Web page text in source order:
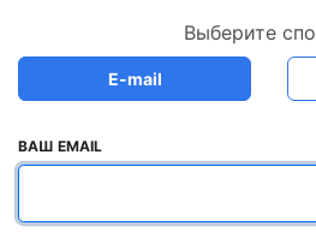
Выберите
E-mail
ВАШ EMAIL